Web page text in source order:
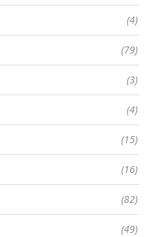
(4)
(79)
(3)
(4)
(15)
(16)
(82)
(49)